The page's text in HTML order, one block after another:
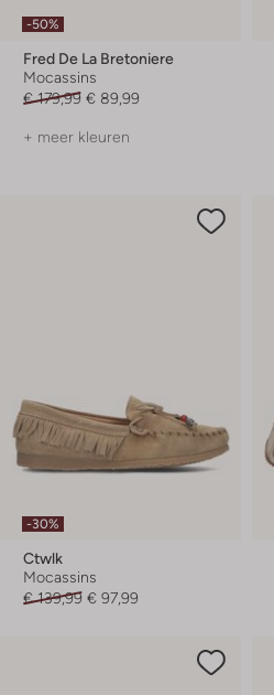
-50%
Fred De La Bretoniere
Mocassins
€ 179,99 € 89,99
+ meer kleuren
-30%
Ctwlk
Mocassins
€ 139,99 € 97,99